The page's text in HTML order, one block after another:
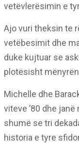
vetëvlerësimin e
Ajo vuri theksin te
vetëbesimit dhe
duke kujtuar se
plotësisht
Michelle dhe
viteve ’80 dhe
shumë se tri
historia e tyre